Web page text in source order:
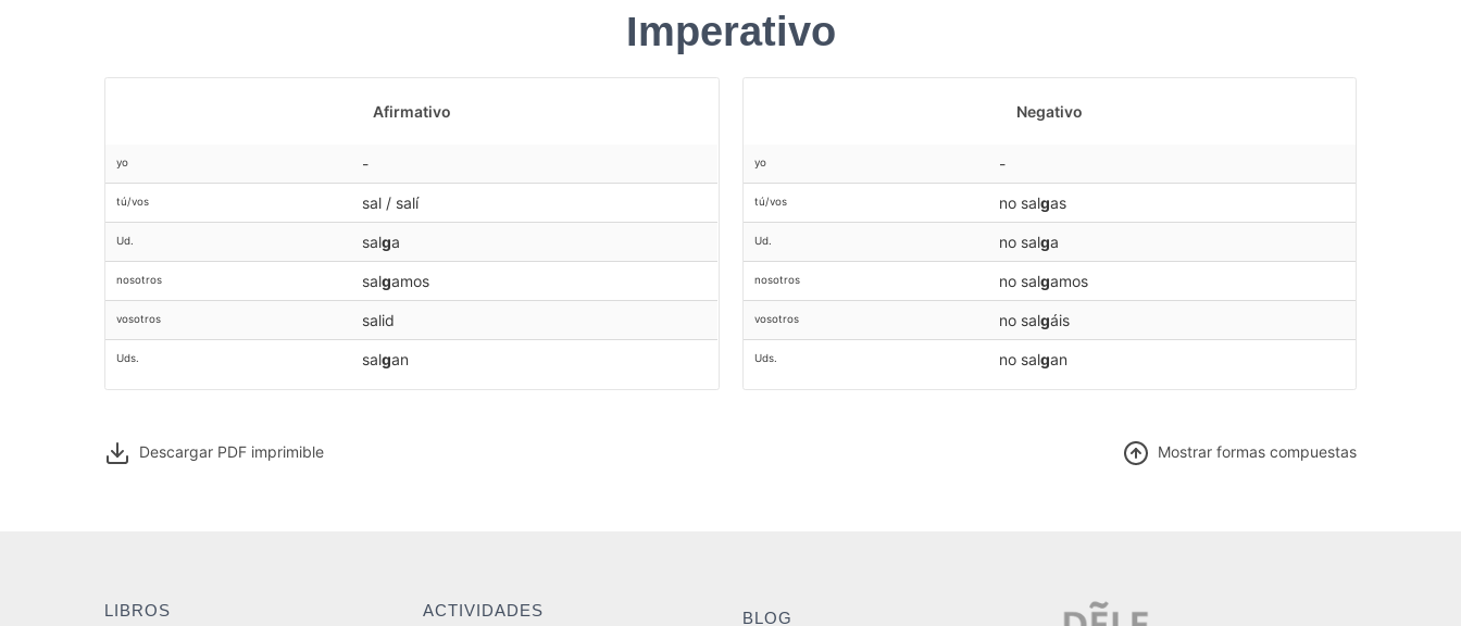
Imperativo
Afirmativo
yo -
tú/vos sal / salí
Ud. salga
nosotros salgamos
vosotros salid
Uds. salgan
Negativo
yo -
tú/vos no salgas
Ud. no salga
nosotros no salgamos
vosotros no salgáis
Uds. no salgan
Descargar PDF imprimible Mostrar formas compuestas
LIBROS ACTIVIDADES BLOG